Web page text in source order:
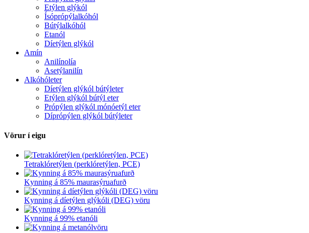
Etýlen glýkól
Ísóprópýlalkóhól
Bútýlalkóhól
Etanól
Díetýlen glýkól
Amín
Anilínolía
Asetýlanilín
Alkóhóleter
Díetýlen glýkól bútýleter
Etýlen glýkól bútýl eter
Própýlen glýkól mónóetýl eter
Díprópýlen glýkól bútýleter
Vörur í eigu
Tetraklóretýlen (perklóretýlen, PCE)
Kynning á 85% maurasýruafurð
Kynning á díetýlen glýkóli (DEG) vöru
Kynning á 99% etanóli